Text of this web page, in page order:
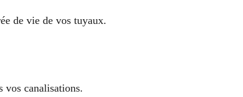
de vie de vos tuyaux.
vos canalisations.